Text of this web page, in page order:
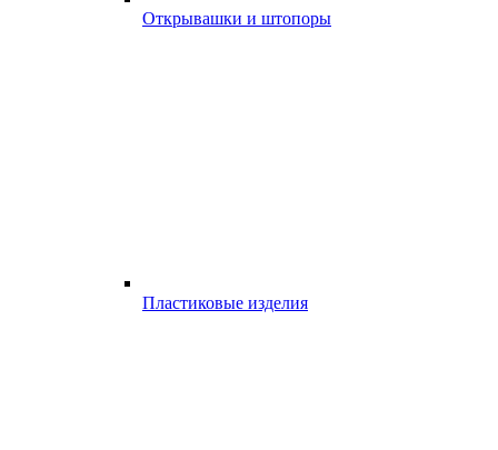
Открывашки и штопоры
Пластиковые изделия